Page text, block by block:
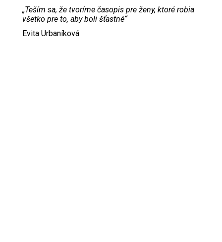
„Teším sa, že tvoríme časopis pre ženy, ktoré robia
všetko pre to, aby boli šťastné“
Evita Urbaníková